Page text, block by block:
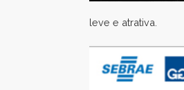
leve e atrativa.